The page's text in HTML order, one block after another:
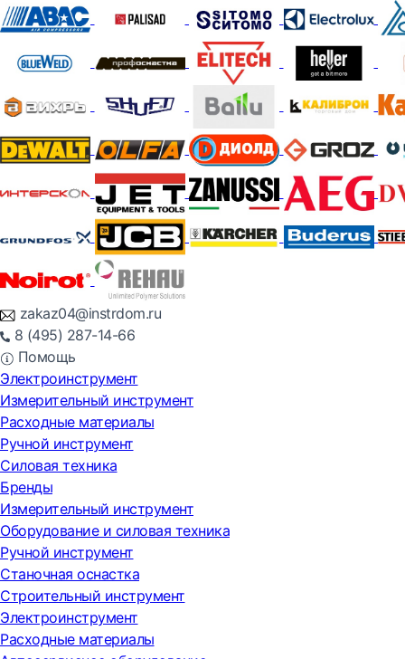
zakaz04@instrdom.ru
8 (495) 287-14-66
Помощь
Электроинструмент
Измерительный инструмент
Расходные материалы
Ручной инструмент
Силовая техника
Бренды
Измерительный инструмент
Оборудование и силовая техника
Ручной инструмент
Станочная оснастка
Строительный инструмент
Электроинструмент
Расходные материалы